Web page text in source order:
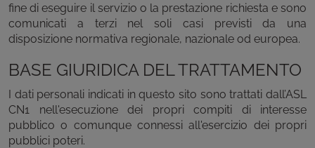
fine di eseguire il servizio o la prestazione richiesta e sono
comunicati a terzi nel soli casi previsti da una
disposizione normativa regionale, nazionale od europea.
BASE GIURIDICA DEL TRATTAMENTO
I dati personali indicati in questo sito sono trattati dall’ASL
CN1 nell'esecuzione dei propri compiti di interesse
pubblico o comunque connessi all'esercizio dei propri
pubblici poteri.